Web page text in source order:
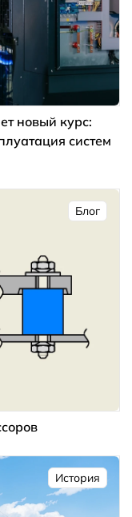
новый курс:
систем
Блог
История